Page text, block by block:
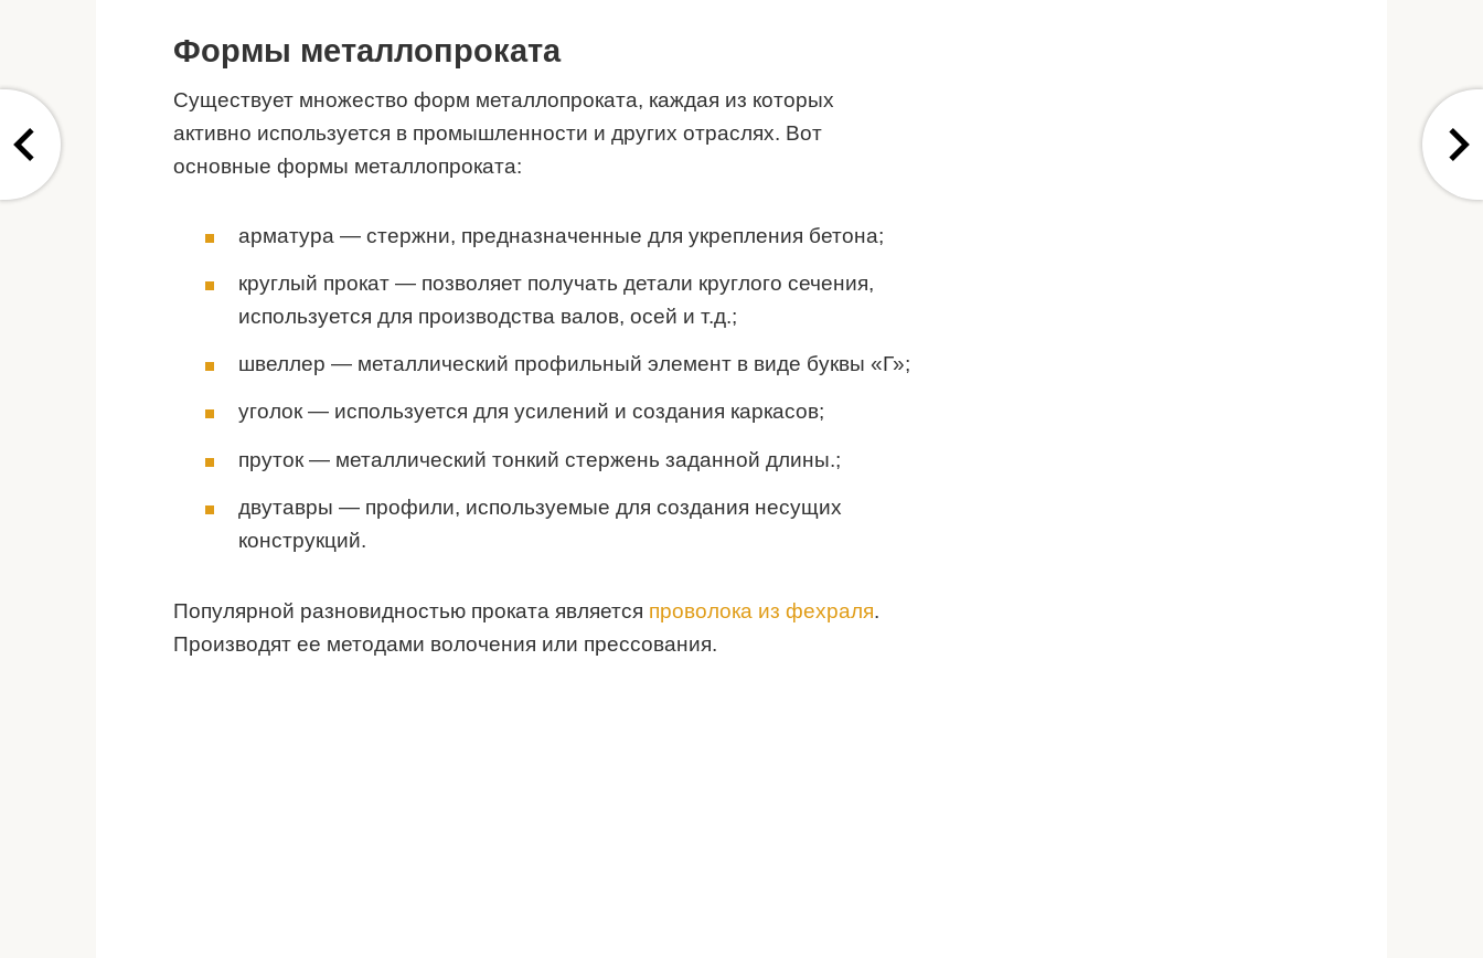
Формы металлопроката
Существует множество форм металлопроката, каждая из которых
активно используется в промышленности и других отраслях. Вот
основные формы металлопроката:
арматура — стержни, предназначенные для укрепления бетона;
круглый прокат — позволяет получать детали круглого сечения,
используется для производства валов, осей и т.д.;
швеллер — металлический профильный элемент в виде буквы «Г»;
уголок — используется для усилений и создания каркасов;
пруток — металлический тонкий стержень заданной длины.;
двутавры — профили, используемые для создания несущих
конструкций.
Популярной разновидностью проката является проволока из фехраля.
Производят ее методами волочения или прессования.